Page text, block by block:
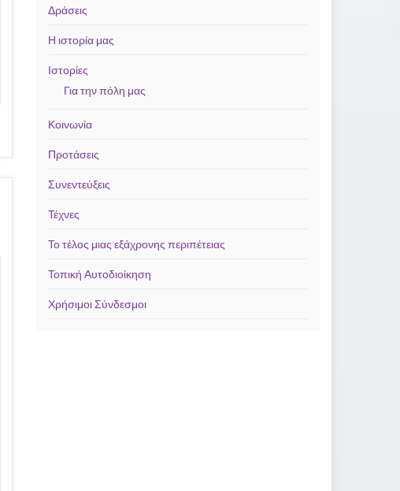
Δράσεις
Η ιστορία μας
Ιστορίες
Για την πόλη μας
Κοινωνία
Προτάσεις
Συνεντεύξεις
Τέχνες
Το τέλος μιας εξάχρονης περιπέτειας
Τοπική Αυτοδιοίκηση
Χρήσιμοι Σύνδεσμοι